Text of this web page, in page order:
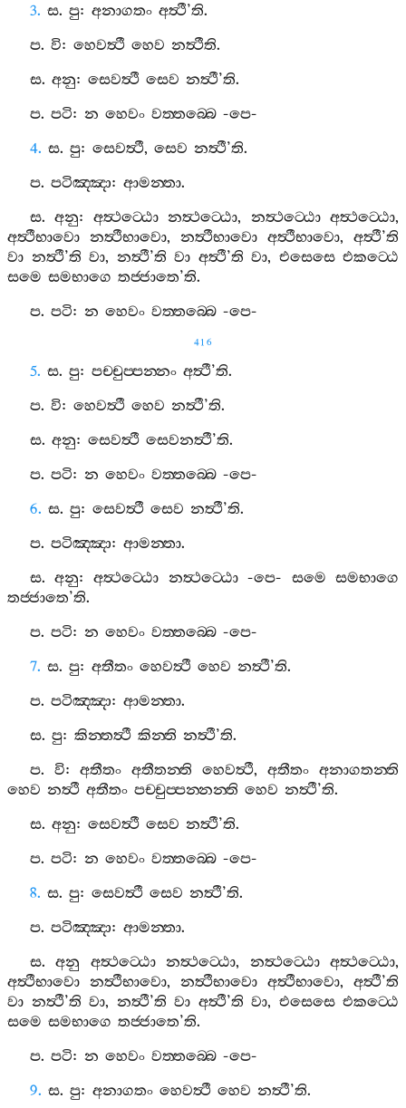
3. ස. පු: අනාගතං අත්‍ථී’ති.
ප. වි: හෙවත්‍ථී හෙව නත්‍ථීති.
ස. අනු: සෙවත්‍ථී සෙව නත්‍ථී’ති.
ප. පටි: න හෙවං වත‍්තබ‍්බෙ-පෙ-
4. ස. පු: සෙවත්‍ථී, සෙව නත්‍ථී’ති.
ප. පටිඤ‍්ඤා: ආමන‍්තා.
ස. අනු:අත්‍ථට‍්ඨො නත්‍ථට‍්ඨො, නත්‍ථට‍්ඨො අත්‍ථට‍්ඨො,
අත්‍ථීභාවො නත්‍ථීභාවො, නත්‍ථීභාවො අත්‍ථීභාවො, අත්‍ථී’ති
වා නත්‍ථී’ති වා, නත්‍ථී’ති වා අත්‍ථී’ති වා, එසෙසෙ එකට‍්ඨෙ
සමෙ සමභාගෙ තජ‍්ජාතෙ’ති.
ප. පටි: න හෙවං වත‍්තබ‍්බෙ-පෙ-
416
5. ස. පු: පච‍්චුප‍්පන‍්නං අත්‍ථී’ති.
ප. වි: හෙවත්‍ථී හෙව නත්‍ථී’ති.
ස. අනු: සෙවත්‍ථී සෙවනත්‍ථී’ති.
ප. පටි: න හෙවං වත‍්තබ‍්බෙ-පෙ-
6. ස. පු: සෙවත්‍ථී සෙව නත්‍ථී’ති.
ප. පටිඤ‍්ඤා: ආමන‍්තා.
ස.අනු:අත්‍ථට‍්ඨො නත්‍ථට‍්ඨො-පෙ- සමෙ සමභාගෙ
තජ‍්ජාතෙ’ති.
ප. පටි: න හෙවං වත‍්තබ‍්බෙ-පෙ-
7. ස. පු: අතීතං හෙවත්‍ථී හෙව නත්‍ථී’ති.
ප. පටිඤ‍්ඤා: ආමන‍්තා.
ස. පු: කින‍්තත්‍ථී කින‍්ති නත්‍ථී’ති.
ප. වි:අතීතං අතීතන‍්ති හෙවත්‍ථී,අතීතං අනාගතන‍්ති
හෙව නත්‍ථී අතීතං පච‍්චුප‍්පන‍්නන‍්ති හෙව නත්‍ථී’ති.
ස. අනු: සෙවත්‍ථී සෙව නත්‍ථී’ති.
ප. පටි: න හෙවං වත‍්තබ‍්බෙ-පෙ-
8. ස. පු: සෙවත්‍ථී සෙව නත්‍ථී’ති.
ප. පටිඤ‍්ඤා: ආමන‍්තා.
ස.අනු අත්‍ථට‍්ඨො නත්‍ථට‍්ඨො, නත්‍ථට‍්ඨො අත්‍ථට‍්ඨො,
අත්‍ථීභාවො නත්‍ථීභාවො, නත්‍ථීභාවො අත්‍ථීභාවො, අත්‍ථී’ති
වා නත්‍ථී’ති වා, නත්‍ථී’ති වා අත්‍ථී’ති වා, එසෙසෙ එකට‍්ඨෙ
සමෙ සමභාගෙ තජ‍්ජාතෙ’ති.
ප. පටි: න හෙවං වත‍්තබ‍්බෙ-පෙ-
9. ස. පු: අනාගතං හෙවත්‍ථී හෙව නත්‍ථී’ති.